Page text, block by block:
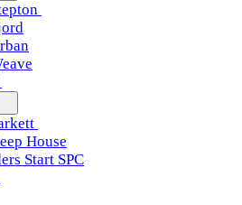
House
Start SPC